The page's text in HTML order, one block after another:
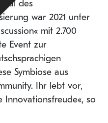
des
war 2021 unter
mit 2.700
Event zur
Symbiose aus
Ihr lebt vor,
so